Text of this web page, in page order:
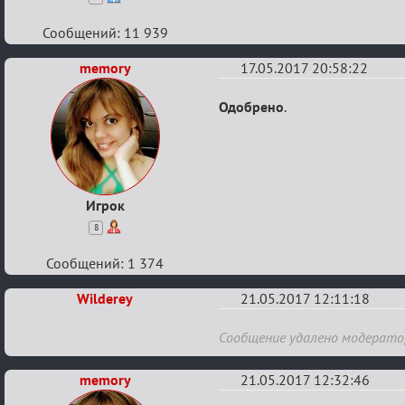
Сообщений: 11 939
memory
Игрок
8
17.05.2017 20:58:22
Re:
Одобрено.
Сообщений: 1 374
Wilderey 21.05.2017 12:11:18
Re:
Летний
ажиотаж
Сообщение удалено
memory 21.05.2017 12:32:46